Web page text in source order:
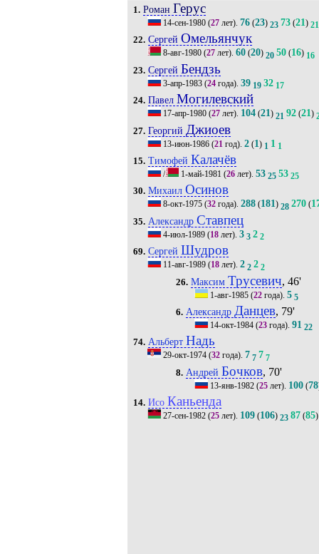
1. Роман Герус
14-сен-1980(27лет). 76(23) 23 73(21) 21
22. Сергей Омельянчук
8-авг-1980(27лет). 60(20) 20 50(16) 16
23. Сергей Бендзь
3-апр-1983(24года). 39 19 32 17
24. Павел Могилевский
17-апр-1980(27лет). 104(21) 21 92(21)
27. Георгий Джиоев
13-июн-1986(21 год). 2(1) 1 1 1
15. Тимофей Калачёв
/ 1-май-1981 (26лет). 53 25 53 25
30. Михаил Осинов
8-окт-1975(32года). 288(181) 28 270(
35. Александр Ставпец
4-июл-1989(18лет). 3 3 2 2
69. Сергей Шудров
11-авг-1989(18лет). 2 2 2 2
26. Максим Трусевич, 46'
1-авг-1985 (22 года).5 5
6. Александр Данцев, 79'
14-окт-1984 (23 года).91 22
74. Альберт Надь
29-окт-1974(32года). 7 7 7 7
8. Андрей Бочков, 70'
13-янв-1982 (25 лет). 100 (78
14. Исо Каньенда
27-сен-1982(25лет). 109(106) 23 87(85)